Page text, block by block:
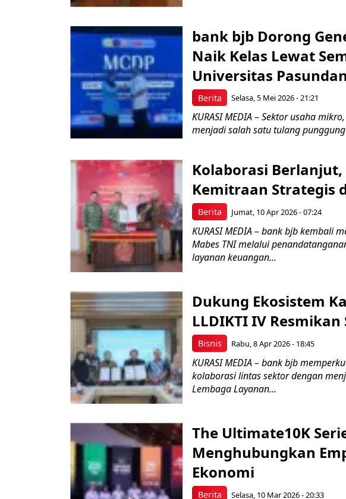
Berita
bank bjb Dorong
Naik Kelas Lewat
Universitas Pasundan
Selasa, 5 Mei 2026 - 21:21
KURASI MEDIA – Sektor usaha
menjadi salah satu tulang
Berita
Kolaborasi
Kemitraan Strategis
Jumat, 10 Apr 2026 - 07:24
KURASI MEDIA – bank bjb kembali
Mabes TNI melalui
layanan keuangan...
Bisnis
Dukung Ekosistem
LLDIKTI IV
Rabu, 8 Apr 2026 - 18:45
KURASI MEDIA – bank bjb
kolaborasi lintas sektor dengan
Lembaga Layanan...
Berita
The Ultimate10K
Menghubungkan
Ekonomi
Selasa, 10 Mar 2026 - 20:33